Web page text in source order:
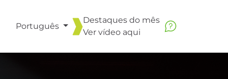
Português
Destaques do mês
Ver vídeo aqui